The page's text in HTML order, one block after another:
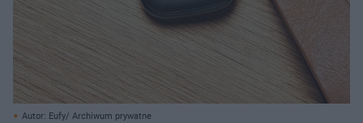
Autor: Eufy/ Archiwum prywatne